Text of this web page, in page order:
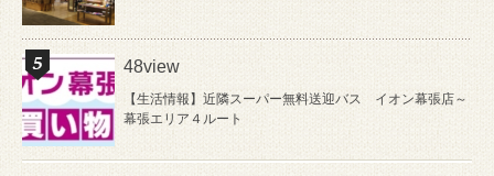
48view
【生活情報】近隣スーパー無料送迎バス イオン幕張店～
幕張エリア４ルート